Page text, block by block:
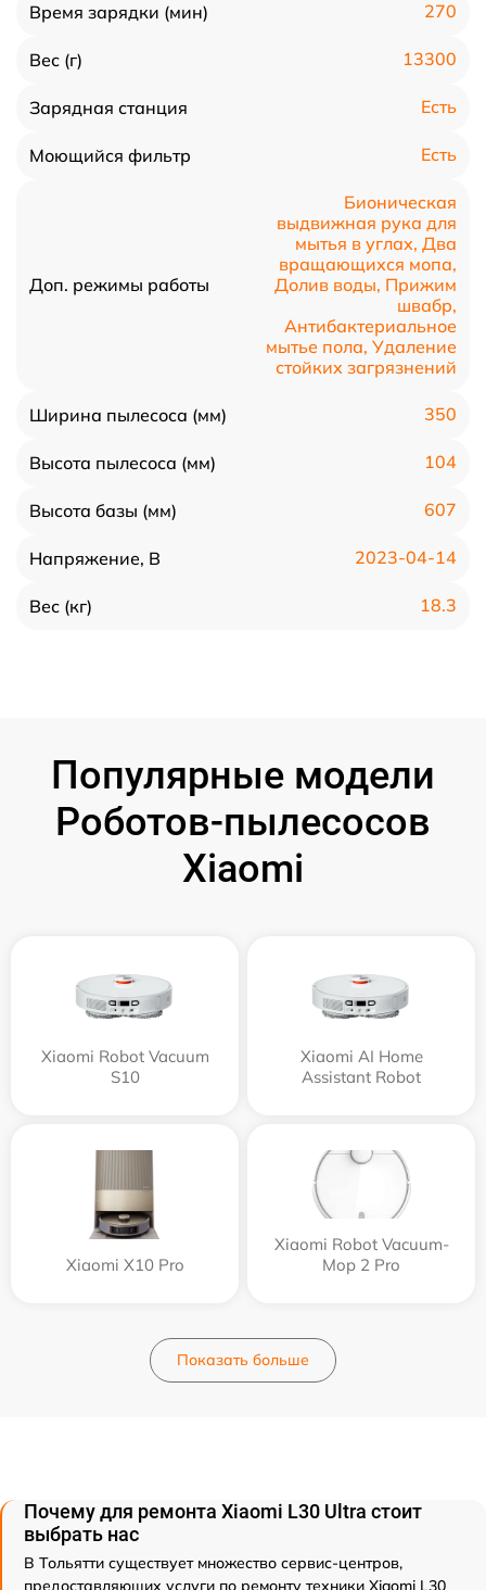
Время зарядки (мин) 270
Вес (г) 13300
Зарядная станция Есть
Моющийся фильтр Есть
Доп. режимы работы
Бионическая
выдвижная рука для
мытья в углах, Два
вращающихся мопа,
Долив воды, Прижим
швабр,
Антибактериальное
мытье пола, Удаление
стойких загрязнений
Ширина пылесоса (мм) 350
Высота пылесоса (мм) 104
Высота базы (мм) 607
Напряжение, В 2023-04-14
Вес (кг) 18.3
Популярные модели
Роботов-пылесосов
Xiaomi
Xiaomi Robot Vacuum
S10
Xiaomi AI Home
Assistant Robot
Xiaomi X10 Pro
Xiaomi Robot Vacuum-
Mop 2 Pro
Показать больше
Почему для ремонта Xiaomi L30 Ultra стоит
выбрать нас
В Тольятти существует множество сервис-центров,
предоставляющих услуги по ремонту техники Xiaomi L30